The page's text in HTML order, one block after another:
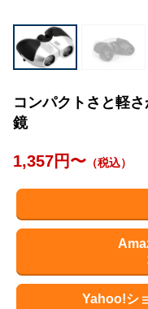
コンパクトさと軽
鏡
1,357円〜 （税込）
Yahoo!シ